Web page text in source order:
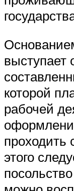
выступает
которой
рабочей
проходить
этого